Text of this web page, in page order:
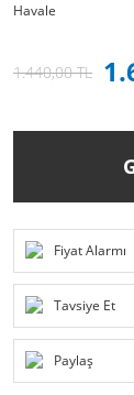
Havale
1.440,00 TL
Fiyat Alarmı
Tavsiye Et
Paylaş